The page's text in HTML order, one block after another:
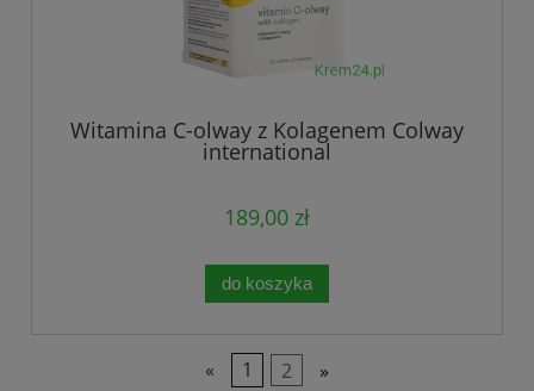
Witamina C-olway z Kolagenem Colway
international
189,00 zł
do koszyka
« 1 2 »